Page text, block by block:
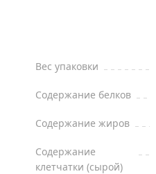
Вес упаковки
Содержание белков
Содержание жиров
Содержание
клетчатки (сырой)